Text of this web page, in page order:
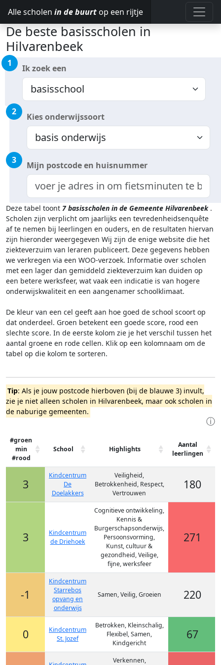
Alle scholen in de buurt op een rijtje
De beste basisscholen in
Hilvarenbeek
1 Ik zoek een
2 Kies onderwijssoort
3 Mijn postcode en huisnummer
Deze tabel toont 7 basisscholen in de Gemeente Hilvarenbeek .
Scholen zijn verplicht om jaarlijks een tevredenheidsenquête
af te nemen bij leerlingen en ouders, en de resultaten hiervan
zijn hieronder weergegeven Wij zijn de enige website die het
ziekteverzuim van leraren publiceert. Deze gegevens hebben
we verkregen via een WOO-verzoek. Informatie over scholen
met een lager dan gemiddeld ziekteverzuim kan duiden op
een betere werksfeer, wat vaak een indicatie is van hogere
onderwijskwaliteit en een aangenamer schoolklimaat.
De kleur van een cel geeft aan hoe goed de school scoort op
dat onderdeel. Groen betekent een goede score, rood een
slechte score. In de eerste kolom zie je het verschil tussen het
aantal groene en rode cellen. Klik op een kolomnaam om de
tabel op die kolom te sorteren.
Tip: Als je jouw postcode hierboven (bij de blauwe 3) invult,
zie je niet alleen scholen in Hilvarenbeek, maar ook scholen in
de naburige gemeenten.
ⓘ
#groen
min
#rood
School Highlights
Aantal
leerlingen
3
Kindcentrum
De
Doelakkers
Veiligheid,
Betrokkenheid, Respect,
Vertrouwen
180
3
Kindcentrum
de Driehoek
Cognitieve ontwikkeling,
Kennis &
Burgerschapsonderwijs,
Persoonsvorming,
Kunst, cultuur &
gezondheid, Veilige,
fijne, werksfeer
271
-1
Kindcentrum
Starrebos
opvang en
onderwijs
Samen, Veilig, Groeien 220
0
Kindcentrum
St. Jozef
Betrokken, Kleinschalig,
Flexibel, Samen,
Kindgericht
67
Verkennen,